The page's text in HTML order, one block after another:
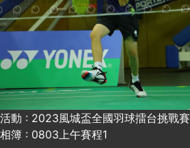
活動 : 2023風城盃全國羽球擂台挑戰賽
相簿 : 0803上午賽程1